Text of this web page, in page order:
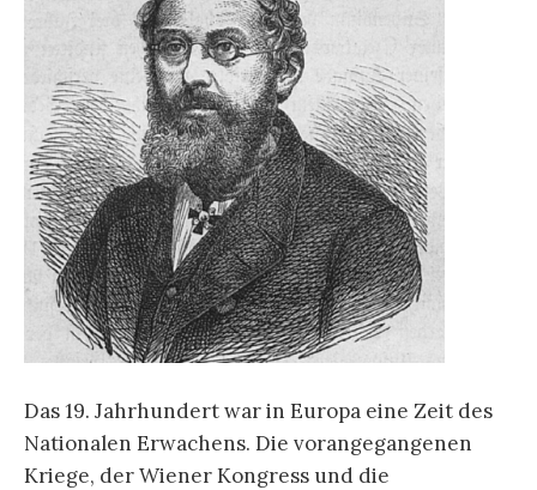
Das 19. Jahrhundert war in Europa eine Zeit des
Nationalen Erwachens. Die vorangegangenen
Kriege, der Wiener Kongress und die